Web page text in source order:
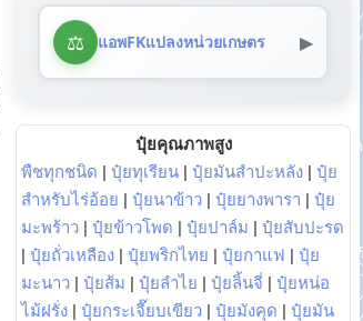
⚖️ แอพFKแปลงหน่วยเกษตร ▶
ปุ๋ยคุณภาพสูง
พืชทุกชนิด | ปุ๋ยทุเรียน | ปุ๋ยมันสำปะหลัง | ปุ๋ย
สำหรับไร่อ้อย | ปุ๋ยนาข้าว | ปุ๋ยยางพารา | ปุ๋ย
มะพร้าว | ปุ๋ยข้าวโพด | ปุ๋ยปาล์ม | ปุ๋ยสับปะรด
| ปุ๋ยถั่วเหลือง | ปุ๋ยพริกไทย | ปุ๋ยกาแฟ | ปุ๋ย
มะนาว | ปุ๋ยส้ม | ปุ๋ยลำไย | ปุ๋ยลิ้นจี่ | ปุ๋ยหน่อ
ไม้ฝรั่ง | ปุ๋ยกระเจี๊ยบเขียว | ปุ๋ยมังคุด | ปุ๋ยมัน